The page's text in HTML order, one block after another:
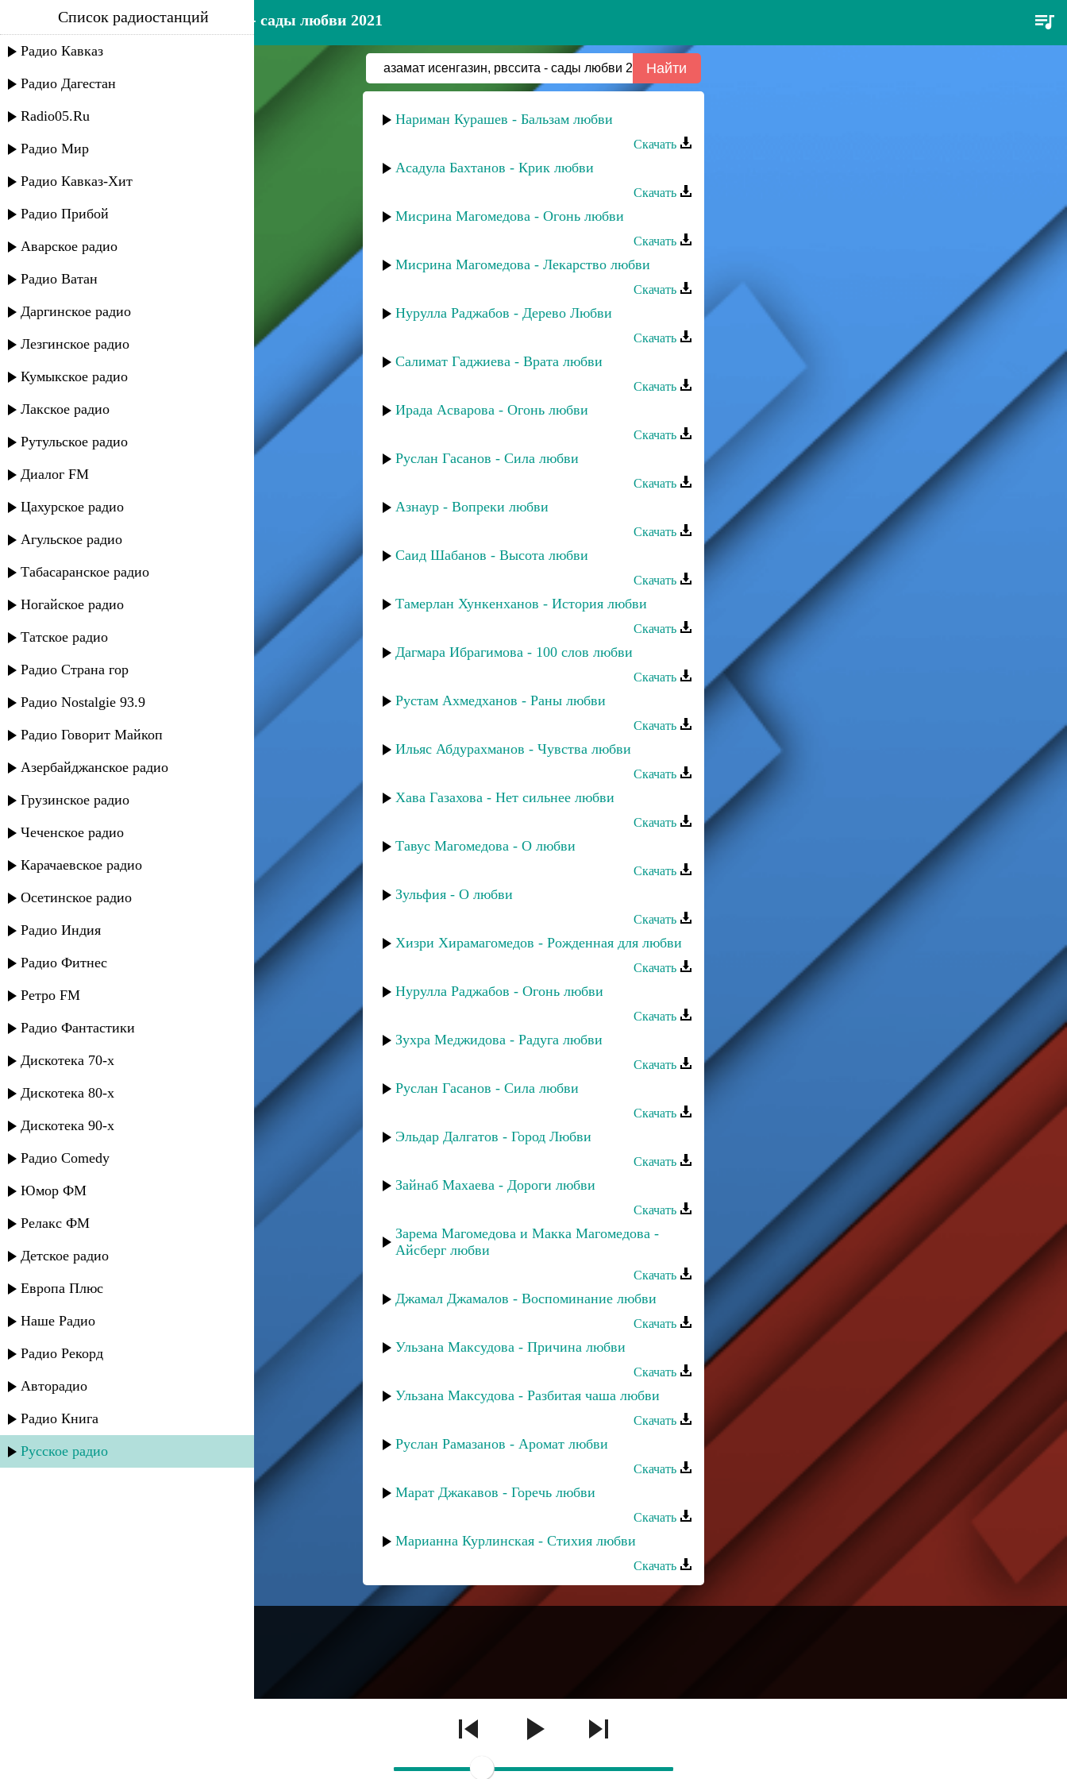
азамат исенгазин, рвссита - сады любви 2021
Список радиостанций
Радио Кавказ
Радио Дагестан
Radio05.Ru
Радио Мир
Радио Кавказ-Хит
Радио Прибой
Аварское радио
Радио Ватан
Даргинское радио
Лезгинское радио
Кумыкское радио
Лакское радио
Рутульское радио
Диалог FM
Цахурское радио
Агульское радио
Табасаранское радио
Ногайское радио
Татское радио
Радио Страна гор
Радио Nostalgie 93.9
Радио Говорит Майкоп
Азербайджанское радио
Грузинское радио
Чеченское радио
Карачаевское радио
Осетинское радио
Радио Индия
Радио Фитнес
Ретро FM
Радио Фантастики
Дискотека 70-х
Дискотека 80-х
Дискотека 90-х
Радио Comedy
Юмор ФМ
Релакс ФМ
Детское радио
Европа Плюс
Наше Радио
Радио Рекорд
Авторадио
Радио Книга
Русское радио
Нариман Курашев - Бальзам любви
Скачать
Асадула Бахтанов - Крик любви
Скачать
Мисрина Магомедова - Огонь любви
Скачать
Мисрина Магомедова - Лекарство любви
Скачать
Нурулла Раджабов - Дерево Любви
Скачать
Салимат Гаджиева - Врата любви
Скачать
Ирада Асварова - Огонь любви
Скачать
Руслан Гасанов - Сила любви
Скачать
Азнаур - Вопреки любви
Скачать
Саид Шабанов - Высота любви
Скачать
Тамерлан Хункенханов - История любви
Скачать
Дагмара Ибрагимова - 100 слов любви
Скачать
Рустам Ахмедханов - Раны любви
Скачать
Ильяс Абдурахманов - Чувства любви
Скачать
Хава Газахова - Нет сильнее любви
Скачать
Тавус Магомедова - О любви
Скачать
Зульфия - О любви
Скачать
Хизри Хирамагомедов - Рожденная для любви
Скачать
Нурулла Раджабов - Огонь любви
Скачать
Зухра Меджидова - Радуга любви
Скачать
Руслан Гасанов - Сила любви
Скачать
Эльдар Далгатов - Город Любви
Скачать
Зайнаб Махаева - Дороги любви
Скачать
Зарема Магомедова и Макка Магомедова -
Айсберг любви
Скачать
Джамал Джамалов - Воспоминание любви
Скачать
Ульзана Максудова - Причина любви
Скачать
Ульзана Максудова - Разбитая чаша любви
Скачать
Руслан Рамазанов - Аромат любви
Скачать
Марат Джакавов - Горечь любви
Скачать
Марианна Курлинская - Стихия любви
Скачать